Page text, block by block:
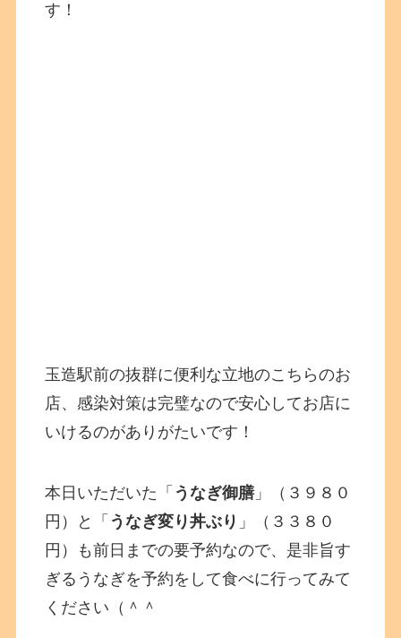
す！
玉造駅前の抜群に便利な立地のこちらのお
店、感染対策は完璧なので安心してお店に
いけるのがありがたいです！
本日いただいた「 うなぎ御膳」（３９８０
円）と「 うなぎ変り丼ぶり 」（３３８０
円）も前日までの要予約なので、是非旨す
ぎるうなぎを予約をして食べに行ってみて
ください（＾＾